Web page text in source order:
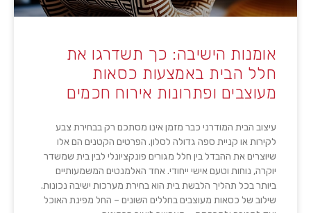
אומנות הישיבה: כך תשדרגו את
חלל הבית באמצעות כסאות
מעוצבים ופתרונות אירוח חכמים
עיצוב הבית המודרני כבר מזמן אינו מסתכם רק בבחירת צבע
לקירות או קניית ספה גדולה לסלון. הפרטים הקטנים הם אלו
שיוצרים את ההבדל בין חלל מגורים פונקציונלי לבין בית שמשדר
יוקרה, נוחות וטעם אישי ייחודי. אחד האלמנטים המשמעותיים
ביותר בכל תהליך הלבשת בית הוא בחירת מערכות ישיבה נכונות.
שילוב של כסאות מעוצבים בחללים השונים – החל מפינת האוכל